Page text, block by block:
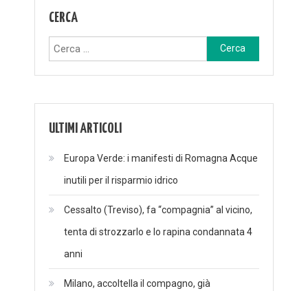
CERCA
Ricerca
per:
ULTIMI ARTICOLI
Europa Verde: i manifesti di Romagna Acque
inutili per il risparmio idrico
Cessalto (Treviso), fa “compagnia” al vicino,
tenta di strozzarlo e lo rapina condannata 4
anni
Milano, accoltella il compagno, già